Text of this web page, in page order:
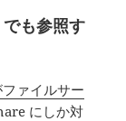
も参照す
ァイルサー
にしか対